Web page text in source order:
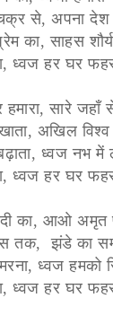
से, अपना देश
का, साहस
ध्वज हर घर
सारे जहाँ
अखिल विश्व
ध्वज नभ में
ध्वज हर घर
का, आओ अमृत
तक, झंडे का
ध्वज हमको
ध्वज हर घर